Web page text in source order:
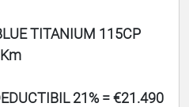
TITANIUM 115CP
21% = €21.490